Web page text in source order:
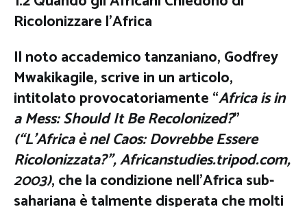
Ricolonizzare l’Africa
Il noto accademico tanzaniano, Godfrey
Mwakikagile, scrive in un articolo,
intitolato provocatoriamente “Africa is in
a Mess: Should It Be Recolonized?”
(“L’Africa è nel Caos: Dovrebbe Essere
Ricolonizzata?”, Africanstudies.tripod.com,
2003), che la condizione nell’Africa sub-
sahariana è talmente disperata che molti